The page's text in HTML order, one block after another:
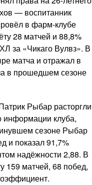
— воспитанник
в фарм-клубе
28 матчей и 88,8%
за «Чикаго Вулвз». В
матча и отражал в
в прошедшем сезоне
Рыбар расторгли
информации клуба,
сезоне Рыбар
и показал 91,7%
надёжности 2,88. В
159 матчей, 68 побед,